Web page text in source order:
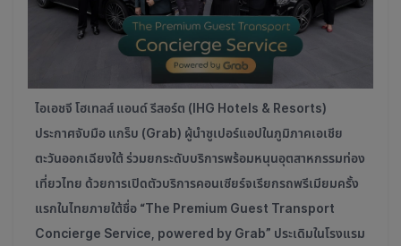
ไอเอชจี โฮเทลส์ แอนด์ รีสอร์ต (IHG Hotels & Resorts)
ประกาศจับมือ แกร็บ (Grab) ผู้นำซูเปอร์แอปในภูมิภาคเอเชีย
ตะวันออกเฉียงใต้ ร่วมยกระดับบริการพร้อมหนุนอุตสาหกรรมท่อง
เที่ยวไทย ด้วยการเปิดตัวบริการคอนเซียร์จเรียกรถพรีเมียมครั้ง
แรกในไทยภายใต้ชื่อ “The Premium Guest Transport
Concierge Service, powered by Grab” ประเดิมในโรงแรม